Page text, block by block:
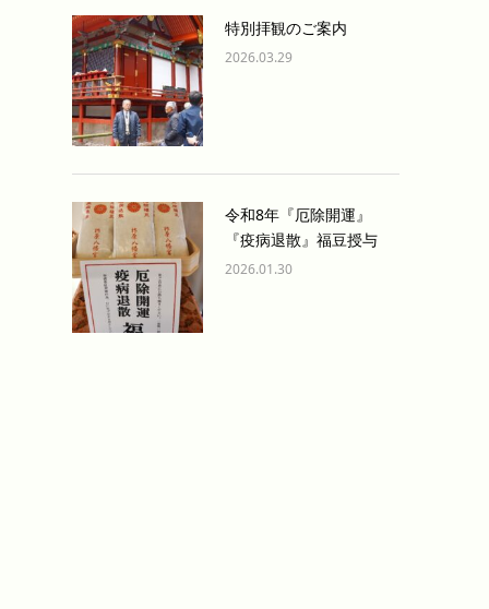
特別拝観のご案内
2026.03.29
令和8年『厄除開運』
『疫病退散』福豆授与
2026.01.30